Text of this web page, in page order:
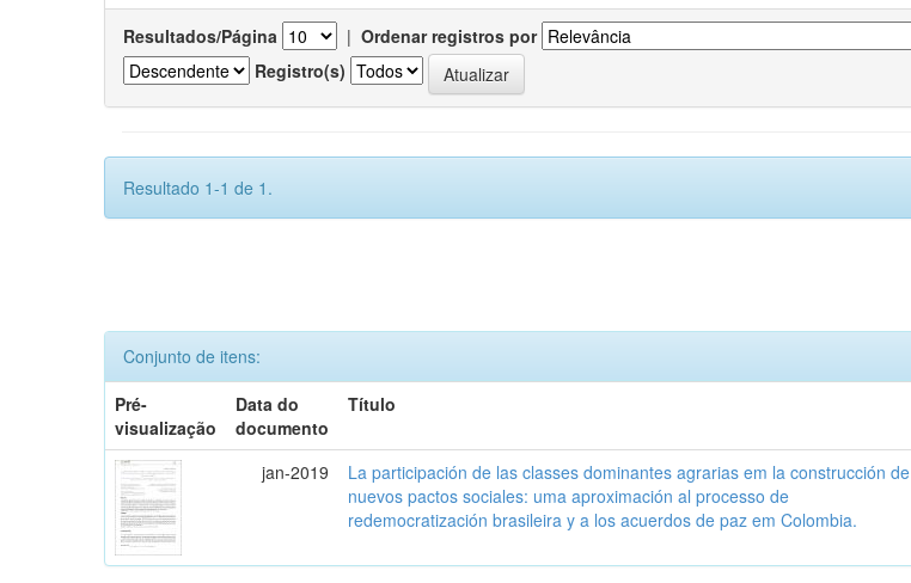
Resultados/Página | Ordenar registros por
Registro(s)
Resultado 1-1 de 1.
Conjunto de itens:
Pré-
visualização
Data do
documento
Título
jan-2019
La participación de las classes dominantes agrarias em la construcción de
nuevos pactos sociales: uma aproximación al processo de
redemocratización brasileira y a los acuerdos de paz em Colombia.